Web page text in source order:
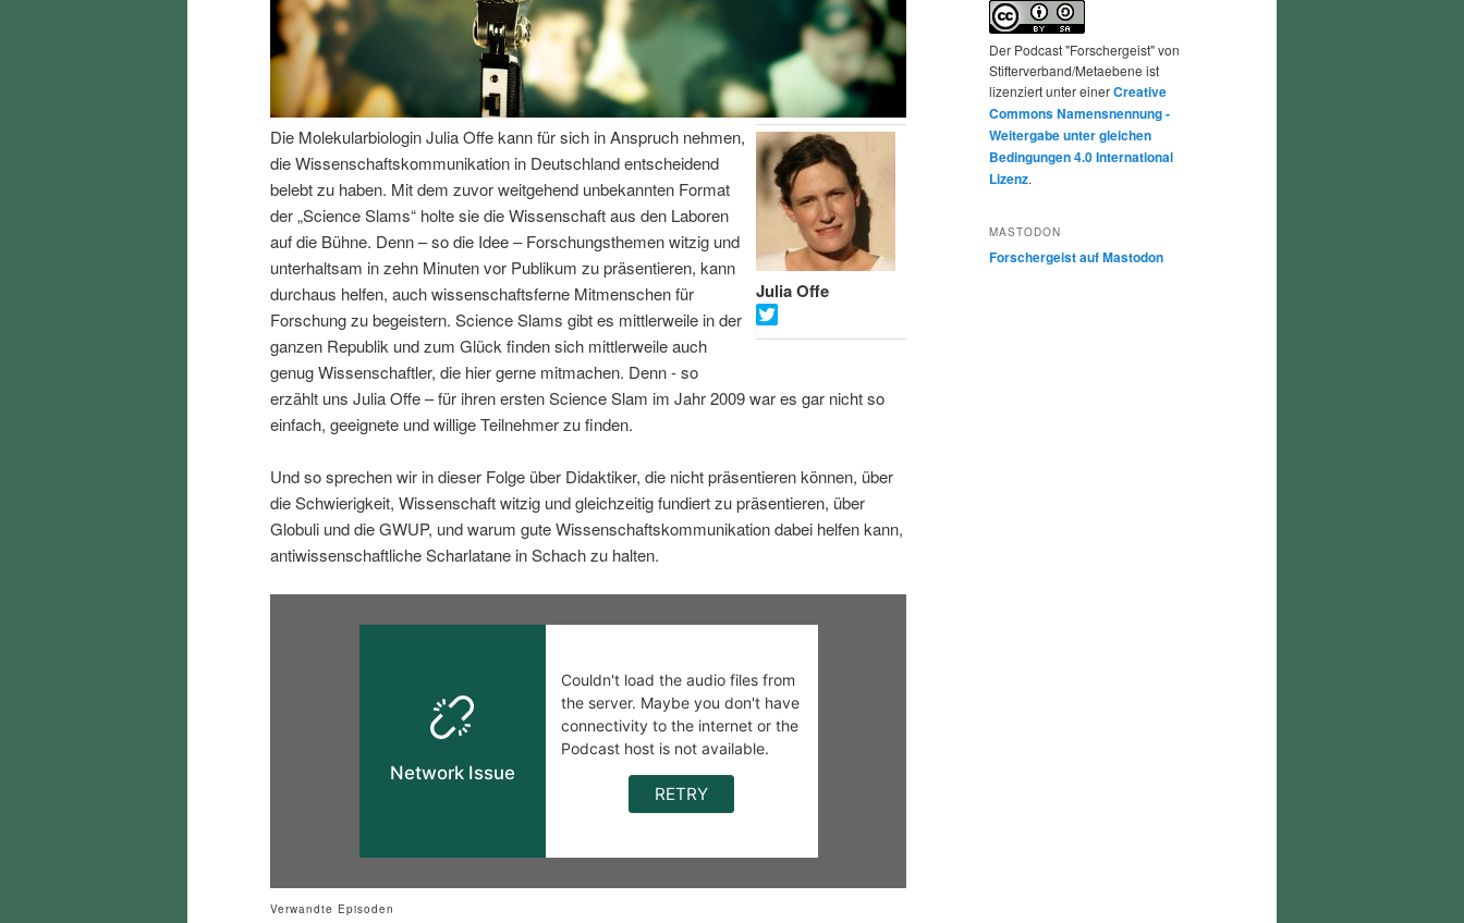
I
h
a
l
t
s
p
i
n
e
I
n
h
a
l
t
p
r
Julia Offe
Die Molekularbiologin Julia Offe kann für sich in Anspruch nehmen,
die Wissenschaftskommunikation in Deutschland entscheidend
belebt zu haben. Mit dem zuvor weitgehend unbekannten Format
der „Science Slams“ holte sie die Wissenschaft aus den Laboren
auf die Bühne. Denn – so die Idee – Forschungsthemen witzig und
unterhaltsam in zehn Minuten vor Publikum zu präsentieren, kann
durchaus helfen, auch wissenschaftsferne Mitmenschen für
Forschung zu begeistern. Science Slams gibt es mittlerweile in der
ganzen Republik und zum Glück finden sich mittlerweile auch
genug Wissenschaftler, die hier gerne mitmachen. Denn - so
erzählt uns Julia Offe – für ihren ersten Science Slam im Jahr 2009 war es gar nicht so
einfach, geeignete und willige Teilnehmer zu finden.
Und so sprechen wir in dieser Folge über Didaktiker, die nicht präsentieren können, über
die Schwierigkeit, Wissenschaft witzig und gleichzeitig fundiert zu präsentieren, über
Globuli und die GWUP, und warum gute Wissenschaftskommunikation dabei helfen kann,
antiwissenschaftliche Scharlatane in Schach zu halten.
Verwandte Episoden
Der Podcast "Forschergeist" von
Stifterverband/Metaebene ist
lizenziert unter einerCreative
Commons Namensnennung -
Weitergabe unter gleichen
Bedingungen 4.0 International
Lizenz.
MASTODON
Forschergeist auf Mastodon